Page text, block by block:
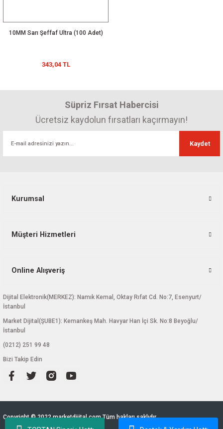
10MM Sarı Şeffaf Ultra (100 Adet)
343,04 TL
Süpriz Fırsat Habercisi
Ücretsiz kaydolun fırsatları kaçırmayın!
Kaydet
Kurumsal
Müşteri Hizmetleri
Online Alışveriş
Dijital Elektronik(MERKEZ): Namık Kemal, Oktay Rıfat Cd. No:7, Esenyurt/
İstanbul
Market Dijital(ŞUBE1): Kemankeş Mah. Havyar Han İçi Sk. No:8 Beyoğlu/
İstanbul
(0212) 251 99 48
Bizi Takip Edin
Copyright © 2022 marketdijital.com Tüm hakları saklıdır.